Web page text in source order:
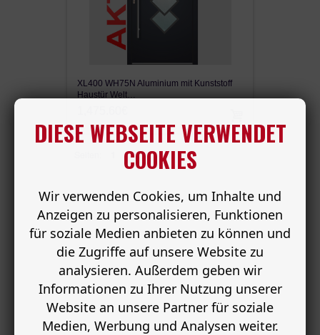
XL400 WH75N Aluminium mit Kunststoff
Haustür Welt…
DIESE WEBSEITE VERWENDET
COOKIES
Wir verwenden Cookies, um Inhalte und
Anzeigen zu personalisieren, Funktionen
für soziale Medien anbieten zu können und
die Zugriffe auf unsere Website zu
analysieren. Außerdem geben wir
Informationen zu Ihrer Nutzung unserer
Website an unsere Partner für soziale
Medien, Werbung und Analysen weiter.